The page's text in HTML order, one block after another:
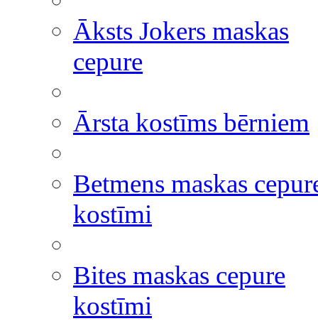
Āksts Jokers maskas
cepure
Ārsta kostīms bērniem
Betmens maskas
kostīmi
Bites maskas cepure
kostīmi